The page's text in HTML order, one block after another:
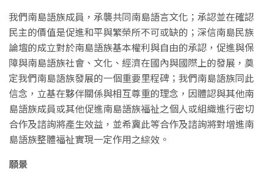
我們南島語族成員，承襲共同南島語言文化；承認並在確認
民主的價值是促進和平與繁榮所不可或缺的；深信南島民族
論壇的成立對於南島語族基本權利與自由的承認，促進與保
障與南島語族社會、文化、經濟在國內與國際上的發展，奠
定我們南島語族發展的一個重要里程碑；我們南島語族同此
信念，立基在夥伴關係與相互尊重的理念，因體認與其他南
島語族成員或其他促進南島語族福祉之個人或組織進行密切
合作及諮詢將產生效益，並希冀此等合作及諮詢將對增進南
島語族整體福祉實現一定作用之綜效。
願景